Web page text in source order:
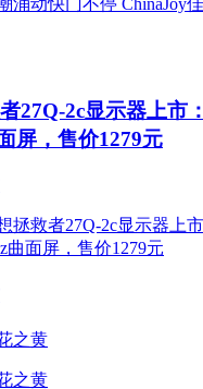
27Q-2c显示器上市
屏，售价1279元